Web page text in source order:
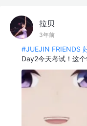
拉贝
3年前
#JUEJIN FRIENDS
Day2今天考试！这